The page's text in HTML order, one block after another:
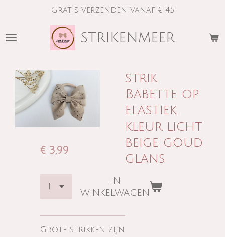
naar
strikenmeer
Gratis verzenden vanaf € 45
strik
Babette op
elastiek
kleur licht
beige goud
glans
€ 3,99
In
winkelwagen
Grote strikken zijn